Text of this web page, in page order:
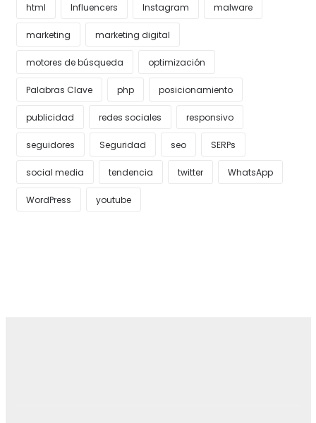
html Influencers Instagram malware
marketing marketing digital
motores de búsqueda optimización
Palabras Clave php posicionamiento
publicidad redes sociales responsivo
seguidores Seguridad seo SERPs
social media tendencia twitter WhatsApp
WordPress youtube